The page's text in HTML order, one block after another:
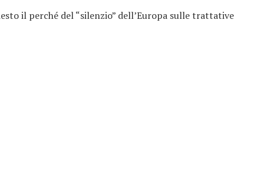
il perché del “silenzio” dell’Europa sulle trattative